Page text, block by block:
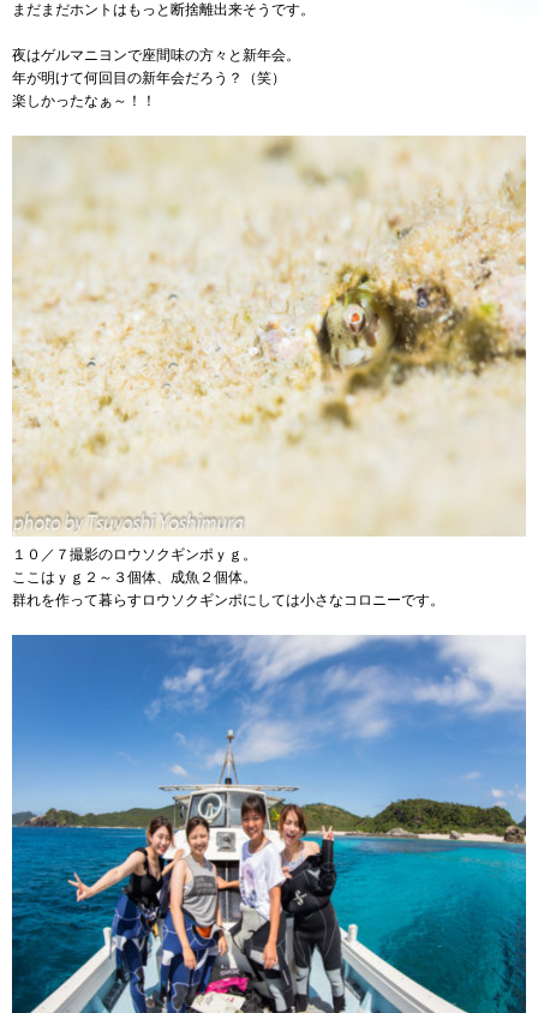
まだまだホントはもっと断捨離出来そうです。
夜はゲルマニヨンで座間味の方々と新年会。
年が明けて何回目の新年会だろう？（笑）
楽しかったなぁ～！！
１０／７撮影のロウソクギンポｙｇ。
ここはｙｇ２～３個体、成魚２個体。
群れを作って暮らすロウソクギンポにしては小さなコロニーです。